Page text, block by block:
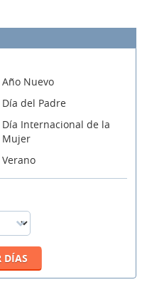
Año Nuevo
Día del Padre
Día Internacional de la
Mujer
Verano